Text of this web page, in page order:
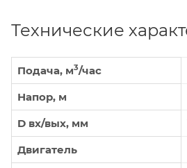
Технические
Подача, м3/час
Напор, м
D вх/вых, мм
Двигатель